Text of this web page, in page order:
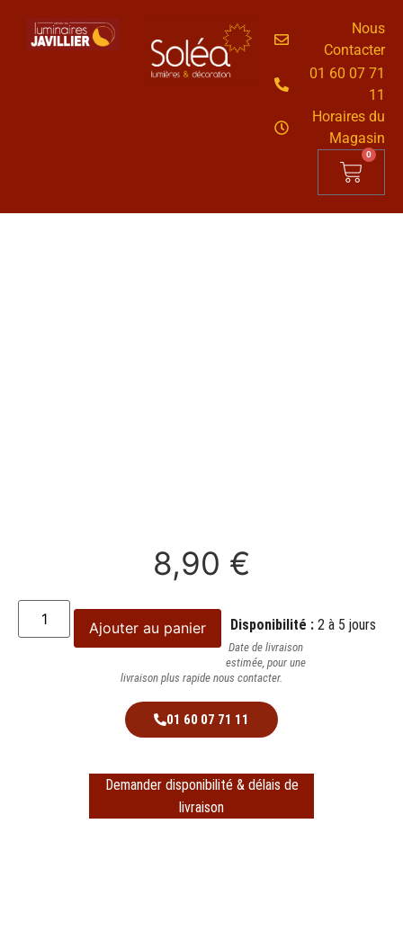
Nous
Contacter
01 60 07 71
11
Horaires du
Magasin
0
8,90 €
Ajouter au panier Disponibilité : 2 à 5 jours
Date de livraison
estimée, pour une
livraison plus rapide nous contacter.
01 60 07 71 11
Demander disponibilité & délais de
livraison